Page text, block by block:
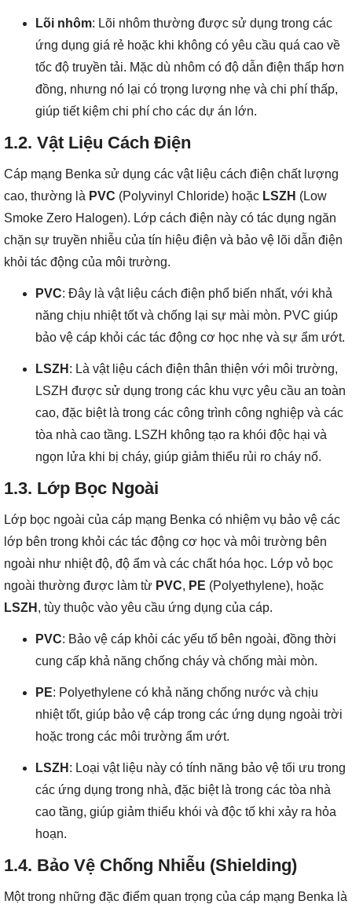
Lõi nhôm: Lõi nhôm thường được sử dụng trong các
ứng dụng giá rẻ hoặc khi không có yêu cầu quá cao về
tốc độ truyền tải. Mặc dù nhôm có độ dẫn điện thấp hơn
đồng, nhưng nó lại có trọng lượng nhẹ và chi phí thấp,
giúp tiết kiệm chi phí cho các dự án lớn.
1.2. Vật Liệu Cách Điện
Cáp mạng Benka sử dụng các vật liệu cách điện chất lượng
cao, thường là PVC (Polyvinyl Chloride) hoặc LSZH (Low
Smoke Zero Halogen). Lớp cách điện này có tác dụng ngăn
chặn sự truyền nhiễu của tín hiệu điện và bảo vệ lõi dẫn điện
khỏi tác động của môi trường.
PVC: Đây là vật liệu cách điện phổ biến nhất, với khả
năng chịu nhiệt tốt và chống lại sự mài mòn. PVC giúp
bảo vệ cáp khỏi các tác động cơ học nhẹ và sự ẩm ướt.
LSZH : Là vật liệu cách điện thân thiện với môi trường,
LSZH được sử dụng trong các khu vực yêu cầu an toàn
cao, đặc biệt là trong các công trình công nghiệp và các
tòa nhà cao tầng. LSZH không tạo ra khói độc hại và
ngọn lửa khi bị cháy, giúp giảm thiểu rủi ro cháy nổ.
1.3. Lớp Bọc Ngoài
Lớp bọc ngoài của cáp mạng Benka có nhiệm vụ bảo vệ các
lớp bên trong khỏi các tác động cơ học và môi trường bên
ngoài như nhiệt độ, độ ẩm và các chất hóa học. Lớp vỏ bọc
ngoài thường được làm từ PVC, PE (Polyethylene), hoặc
LSZH , tùy thuộc vào yêu cầu ứng dụng của cáp.
PVC: Bảo vệ cáp khỏi các yếu tố bên ngoài, đồng thời
cung cấp khả năng chống cháy và chống mài mòn.
PE: Polyethylene có khả năng chống nước và chịu
nhiệt tốt, giúp bảo vệ cáp trong các ứng dụng ngoài trời
hoặc trong các môi trường ẩm ướt.
LSZH : Loại vật liệu này có tính năng bảo vệ tối ưu trong
các ứng dụng trong nhà, đặc biệt là trong các tòa nhà
cao tầng, giúp giảm thiểu khói và độc tố khi xảy ra hỏa
hoạn.
1.4. Bảo Vệ Chống Nhiễu (Shielding)
Một trong những đặc điểm quan trọng của cáp mạng Benka là